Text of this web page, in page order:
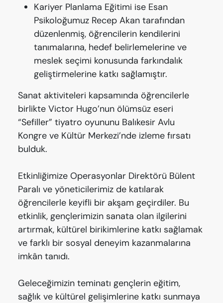
Kariyer Planlama Eğitimi ise Esan
Psikoloğumuz Recep Akan tarafından
düzenlenmiş, öğrencilerin kendilerini
tanımalarına, hedef belirlemelerine ve
meslek seçimi konusunda farkındalık
geliştirmelerine katkı sağlamıştır.
Sanat aktiviteleri kapsamında öğrencilerle
birlikte Victor Hugo’nun ölümsüz eseri
“Sefiller” tiyatro oyununu Balıkesir Avlu
Kongre ve Kültür Merkezi’nde izleme fırsatı
bulduk.
Etkinliğimize Operasyonlar Direktörü Bülent
Paralı ve yöneticilerimiz de katılarak
öğrencilerle keyifli bir akşam geçirdiler. Bu
etkinlik, gençlerimizin sanata olan ilgilerini
artırmak, kültürel birikimlerine katkı sağlamak
ve farklı bir sosyal deneyim kazanmalarına
imkân tanıdı.
Geleceğimizin teminatı gençlerin eğitim,
sağlık ve kültürel gelişimlerine katkı sunmaya